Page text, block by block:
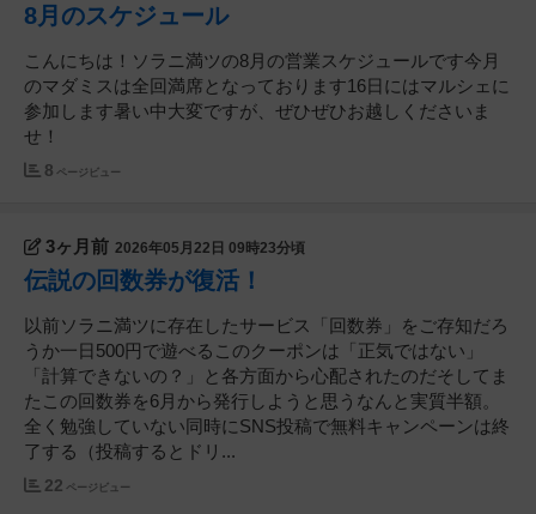
8月のスケジュール
こんにちは！ソラニ満ツの8月の営業スケジュールです今月
のマダミスは全回満席となっております16日にはマルシェに
参加します暑い中大変ですが、ぜひぜひお越しくださいま
せ！
8 ページビュー
3ヶ月前 2026年05月22日 09時23分頃
伝説の回数券が復活！
以前ソラニ満ツに存在したサービス「回数券」をご存知だろ
うか一日500円で遊べるこのクーポンは「正気ではない」
「計算できないの？」と各方面から心配されたのだそしてま
たこの回数券を6月から発行しようと思うなんと実質半額。
全く勉強していない同時にSNS投稿で無料キャンペーンは終
了する（投稿するとドリ...
22 ページビュー